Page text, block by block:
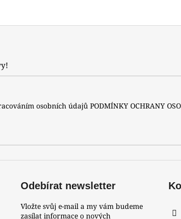
osobních údajů PODMÍNKY OCHRANY
Odebírat newsletter
Vložte svůj e-mail a my vám budeme
zasílat informace o nových